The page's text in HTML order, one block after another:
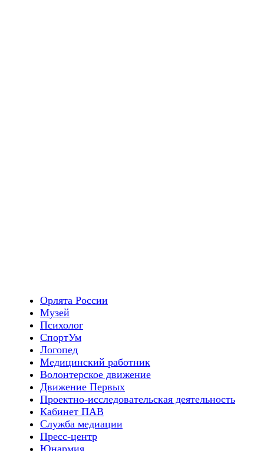
Орлята России
Музей
Психолог
СпортУм
Логопед
Медицинский работник
Волонтерское движение
Движение Первых
Проектно-исследовательская деятельность
Кабинет ПАВ
Служба медиации
Пресс-центр
Юнармия